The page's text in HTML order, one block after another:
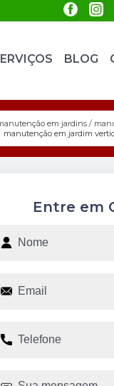
BLOG
em jardins
manutenção em jardim
Entre em